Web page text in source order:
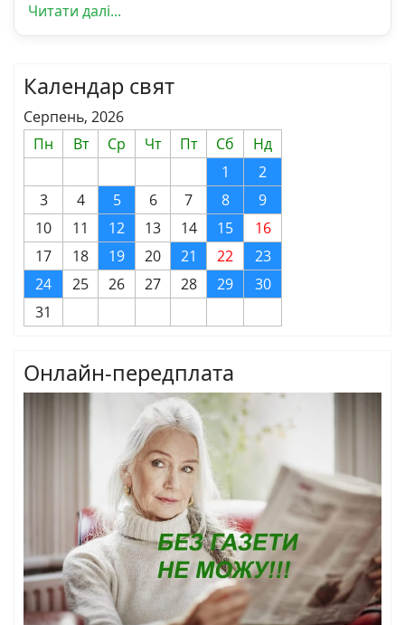
Читати далі...
Календар свят
Серпень, 2026
Пн
Вт Ср Чт Пт Сб
Нд
1
2
3
4 5 6 7 8
9
10
11 12 13 14 15
16
17
18 19 20 21 22
23
24
25 26 27 28 29
30
31
Онлайн-передплата